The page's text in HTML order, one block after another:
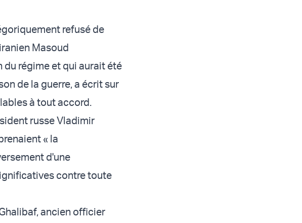
refusé de
Masoud
du régime et qui aurait été
de la guerre, a écrit sur
à tout accord.
russe Vladimir
« la
d'une
contre toute
ancien officier